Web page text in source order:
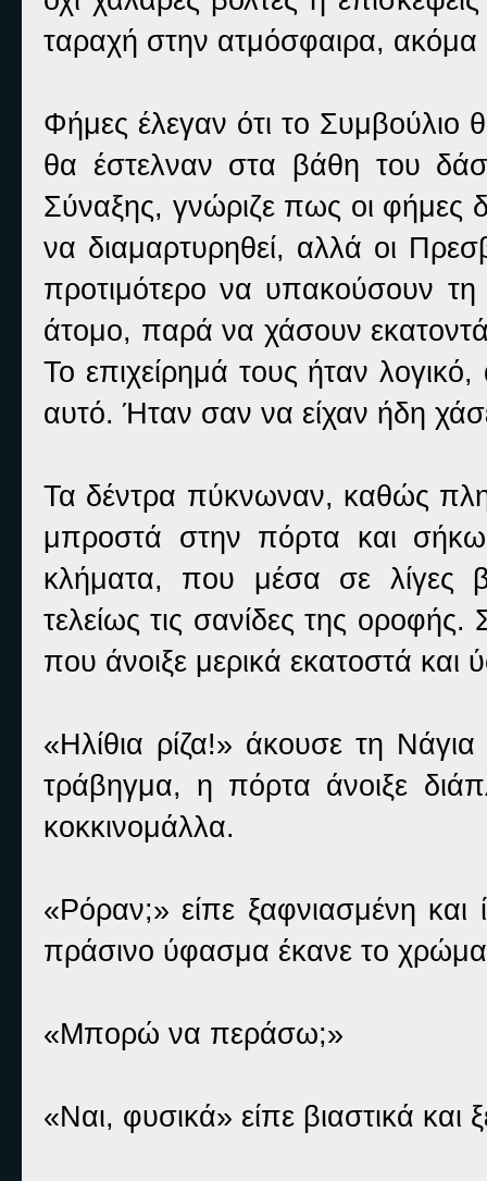
ταραχή στην ατμόσφαιρα, ακόμα
Φήμες έλεγαν ότι το
θα έστελναν στα βάθη του
Σύναξης, γνώριζε πως οι φήμες
να διαμαρτυρηθεί, αλλά οι
προτιμότερο να υπακούσουν
άτομο, παρά να χάσουν
Το επιχείρημά τους ήταν
αυτό. Ήταν σαν να είχαν ήδη
Τα δέντρα πύκνωναν, καθώς
μπροστά στην πόρτα και
κλήματα, που μέσα σε λίγες
τελείως τις σανίδες της
που άνοιξε μερικά εκατοστά και
«Ηλίθια ρίζα!» άκουσε τη
τράβηγμα, η πόρτα άνοιξε
κοκκινομάλλα.
«Ρόραν;» είπε ξαφνιασμένη και
πράσινο ύφασμα έκανε το χρώμα
«Μπορώ να περάσω;»
«Ναι, φυσικά» είπε βιαστικά